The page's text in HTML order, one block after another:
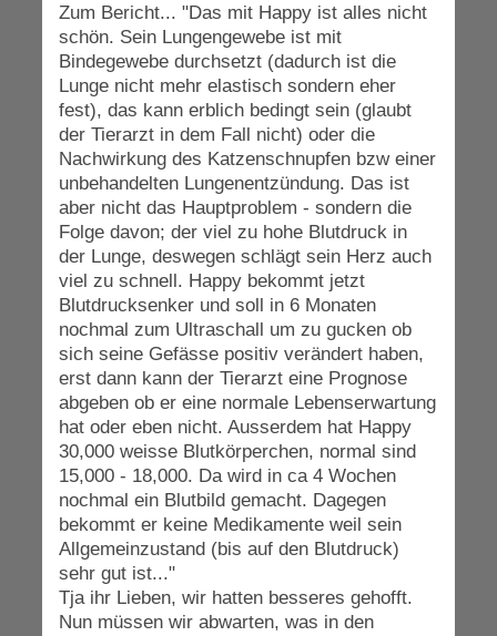
Zum Bericht... "Das mit Happy ist alles nicht
schön. Sein Lungengewebe ist mit
Bindegewebe durchsetzt (dadurch ist die
Lunge nicht mehr elastisch sondern eher
fest), das kann erblich bedingt sein (glaubt
der Tierarzt in dem Fall nicht) oder die
Nachwirkung des Katzenschnupfen bzw einer
unbehandelten Lungenentzündung. Das ist
aber nicht das Hauptproblem - sondern die
Folge davon; der viel zu hohe Blutdruck in
der Lunge, deswegen schlägt sein Herz auch
viel zu schnell. Happy bekommt jetzt
Blutdrucksenker und soll in 6 Monaten
nochmal zum Ultraschall um zu gucken ob
sich seine Gefässe positiv verändert haben,
erst dann kann der Tierarzt eine Prognose
abgeben ob er eine normale Lebenserwartung
hat oder eben nicht. Ausserdem hat Happy
30,000 weisse Blutkörperchen, normal sind
15,000 - 18,000. Da wird in ca 4 Wochen
nochmal ein Blutbild gemacht. Dagegen
bekommt er keine Medikamente weil sein
Allgemeinzustand (bis auf den Blutdruck)
sehr gut ist..."
Tja ihr Lieben, wir hatten besseres gehofft.
Nun müssen wir abwarten, was in den